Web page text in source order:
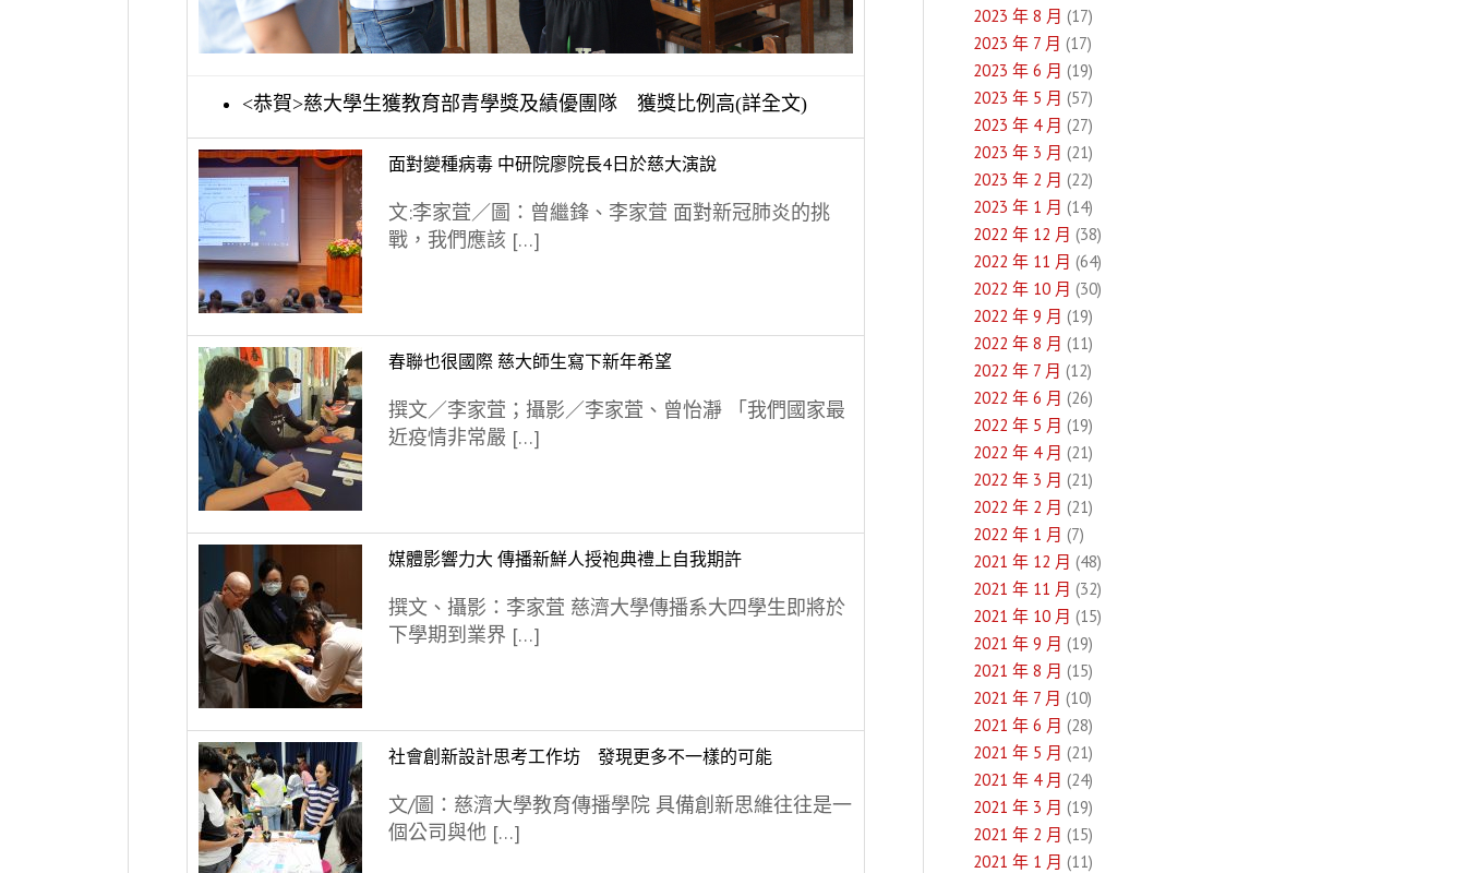
<恭賀>慈大學生獲教育部青學獎及績優團隊 獲獎比例高(詳全文)
面對變種病毒 中研院廖院長4日於慈大演說
文:李家萓／圖：曾繼鋒、李家萓 面對新冠肺炎的挑
戰，我們應該 […]
春聯也很國際 慈大師生寫下新年希望
撰文／李家萓；攝影／李家萓、曾怡瀞 「我們國家最
近疫情非常嚴 […]
媒體影響力大 傳播新鮮人授袍典禮上自我期許
撰文、攝影：李家萓 慈濟大學傳播系大四學生即將於
下學期到業界 […]
社會創新設計思考工作坊 發現更多不一樣的可能
文/圖：慈濟大學教育傳播學院 具備創新思維往往是一
個公司與他 […]
2023 年 8 月 (17)
2023 年 7 月 (17)
2023 年 6 月 (19)
2023 年 5 月 (57)
2023 年 4 月 (27)
2023 年 3 月 (21)
2023 年 2 月 (22)
2023 年 1 月 (14)
2022 年 12 月 (38)
2022 年 11 月 (64)
2022 年 10 月 (30)
2022 年 9 月 (19)
2022 年 8 月 (11)
2022 年 7 月 (12)
2022 年 6 月 (26)
2022 年 5 月 (19)
2022 年 4 月 (21)
2022 年 3 月 (21)
2022 年 2 月 (21)
2022 年 1 月 (7)
2021 年 12 月 (48)
2021 年 11 月 (32)
2021 年 10 月 (15)
2021 年 9 月 (19)
2021 年 8 月 (15)
2021 年 7 月 (10)
2021 年 6 月 (28)
2021 年 5 月 (21)
2021 年 4 月 (24)
2021 年 3 月 (19)
2021 年 2 月 (15)
2021 年 1 月 (11)